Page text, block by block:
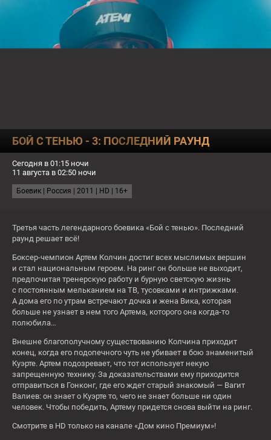
ЗАВТРА
СЕЙЧАС
Чёрная молния
14:00
Шулер
23:35
Стрельцов
7
16+
СЕЙЧАС
Сб
8
07:05
БОЙ С ТЕНЬЮ - 3: ПОСЛЕДНИЙ РАУНД
Сегодня в 01:15 ночи
11 августа в 02:50 ночи
Боевик | Россия | 2011 | HD | 16+
Третья часть легендарного боевика «Бой с тенью». Последний
раунд решает всё!
Боксер-чемпион Артем Колчин достиг всех мыслимых вершин
и стал национальным героем. На ринг он больше не выходит,
предпочитая тренерскую работу и бурную светскую жизнь
с постоянным мельканием на ТВ, тусовками и интрижками.
А дома его по утрам встречают дочка и жена Вика, которая
больше не узнает в нем того Артема, которого она когда-то
полюбила…
Внешне благополучному существованию Колчина приходит
конец, когда его подопечного чуть не убивает в бою знаменитый
Куэрте. Артем подозревает, что тот использует некую
запрещенную технику. За доказательствами ему приходится
отправиться в Гонконг, где его ждет старый знакомый — Вагит
Валиев: он знает о Куэрте то, чего не знает больше ни один
человек. Чтобы победить, Артему придется снова выйти на ринг.
Смотрите в HD только на канале «Дом кино Премиум»!